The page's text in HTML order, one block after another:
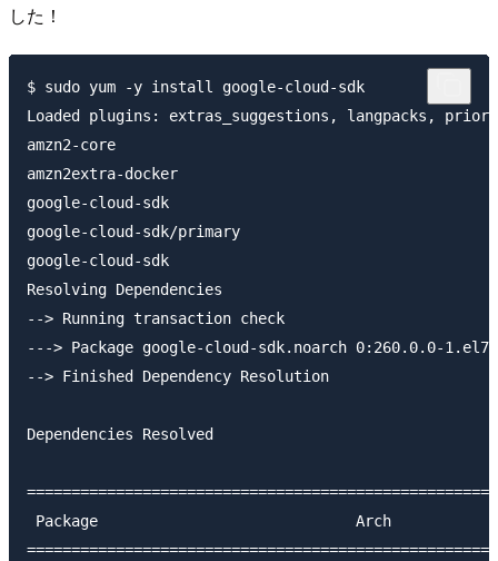
した！
$ sudo yum -y install google-cloud-sdk
Loaded plugins: extras_suggestions, langpacks,
amzn2-core
amzn2extra-docker
google-cloud-sdk
google-cloud-sdk/primary
google-cloud-sdk
Resolving Dependencies
--> Running transaction check
---> Package google-cloud-sdk.noarch 0:260.0.0-
--> Finished Dependency Resolution
Dependencies Resolved
Package                             Arch